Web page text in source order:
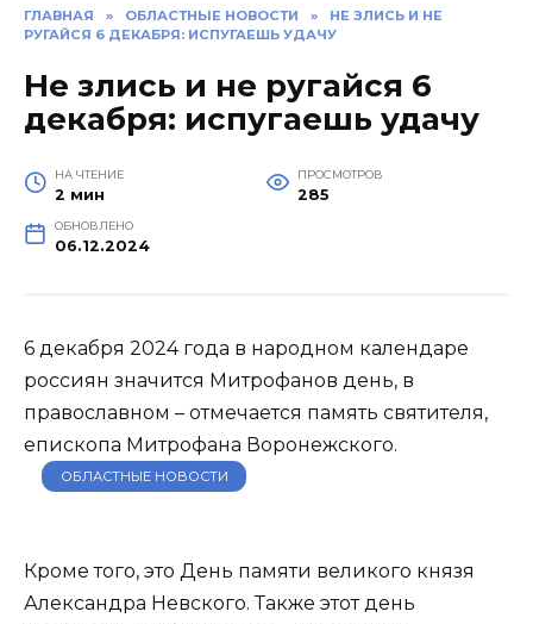
ГЛАВНАЯ » ОБЛАСТНЫЕ НОВОСТИ »
НЕ ЗЛИСЬ И НЕ
РУГАЙСЯ 6 ДЕКАБРЯ: ИСПУГАЕШЬ УДАЧУ
Не злись и не ругайся 6
декабря: испугаешь удачу
НА ЧТЕНИЕ
2 мин
ПРОСМОТРОВ
285
ОБНОВЛЕНО
06.12.2024
6 декабря 2024 года в народном календаре
россиян значится Митрофанов день, в
православном – отмечается память святителя,
епископа Митрофана Воронежского.
ОБЛАСТНЫЕ НОВОСТИ
Кроме того, это День памяти великого князя
Александра Невского. Также этот день